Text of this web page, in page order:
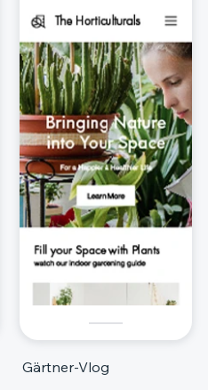
Gärtner-Vlog